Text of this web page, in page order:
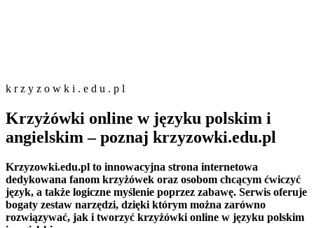
k r z y z o w k i . e d u . p l
Krzyżówki online w języku polskim i
angielskim – poznaj krzyzowki.edu.pl
Krzyzowki.edu.pl to innowacyjna strona internetowa
dedykowana fanom krzyżówek oraz osobom chcącym ćwiczyć
język, a także logiczne myślenie poprzez zabawę. Serwis oferuje
bogaty zestaw narzędzi, dzięki którym można zarówno
rozwiązywać, jak i tworzyć krzyżówki online w języku polskim